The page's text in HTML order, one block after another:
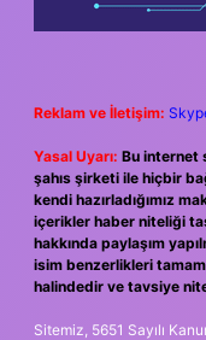
Reklam ve İletişim:
Yasal Uyarı: Bu internet
şahıs şirketi ile hiçbir
kendi hazırladığımız
içerikler haber niteliği
hakkında paylaşım
isim benzerlikleri
halindedir ve tavsiye
Sitemiz, 5651 Sayılı